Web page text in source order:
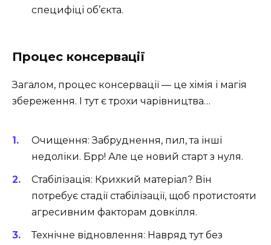
специфіці об’єкта.
Процес консервації
Загалом, процес консервації — це хімія і магія
збереження. І тут є трохи чарівництва…
Очищення: Забруднення, пил, та інші
недоліки. Брр! Але це новий старт з нуля.
Стабілізація: Крихкий матеріал? Він
потребує стадії стабілізації, щоб протистояти
агресивним факторам довкілля.
Технічне відновлення: Навряд тут без